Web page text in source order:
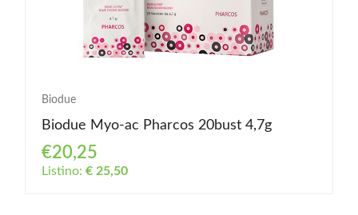
Biodue
Biodue Myo-ac Pharcos 20bust 4,7g
€20,25
Listino: € 25,50